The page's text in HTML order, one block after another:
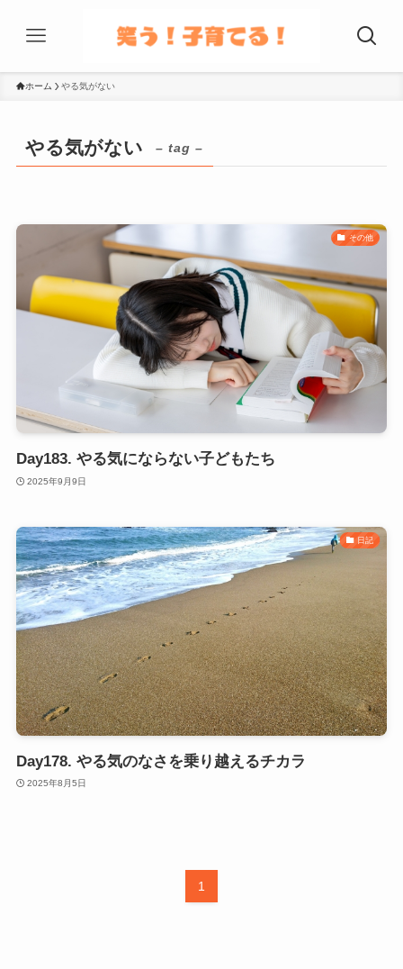
ホーム やる気がない
やる気がない – tag –
その他
Day183. やる気にならない子どもたち
2025年9月9日
日記
Day178. やる気のなさを乗り越えるチカラ
2025年8月5日
1